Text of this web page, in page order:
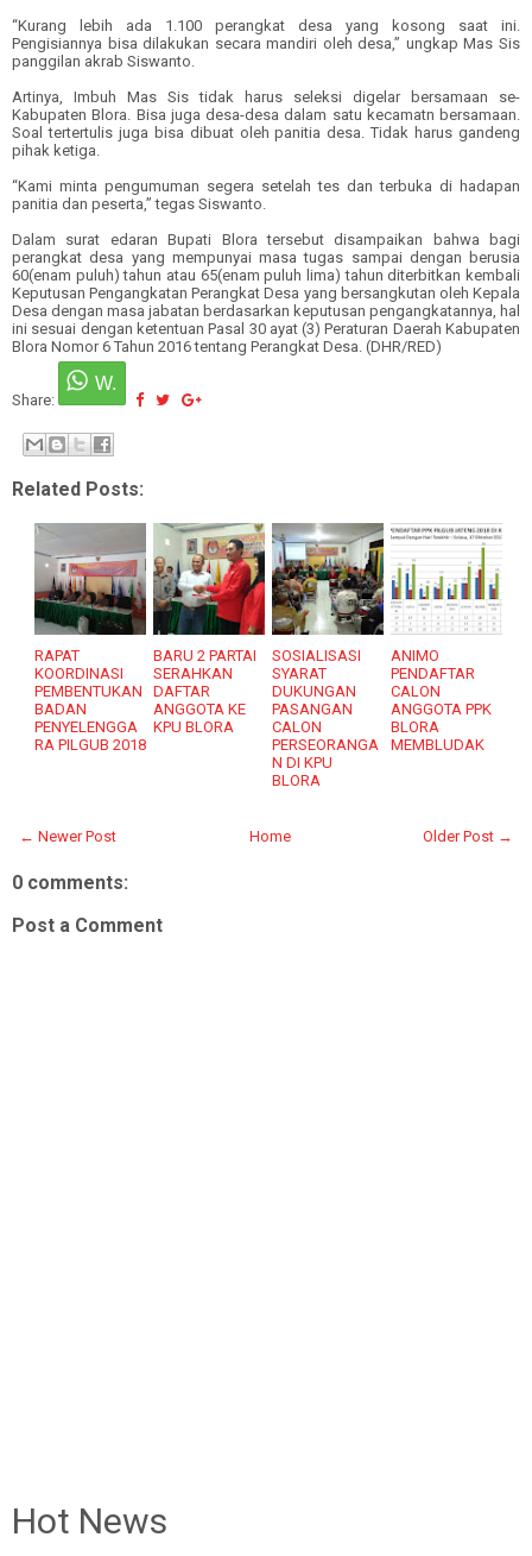
“Kurang lebih ada 1.100 perangkat desa yang kosong saat ini.
Pengisiannya bisa dilakukan secara mandiri oleh desa,” ungkap Mas Sis
panggilan akrab Siswanto.
Artinya, Imbuh Mas Sis tidak harus seleksi digelar bersamaan se-
Kabupaten Blora. Bisa juga desa-desa dalam satu kecamatn bersamaan.
Soal tertertulis juga bisa dibuat oleh panitia desa. Tidak harus gandeng
pihak ketiga.
“Kami minta pengumuman segera setelah tes dan terbuka di hadapan
panitia dan peserta,” tegas Siswanto.
Dalam surat edaran Bupati Blora tersebut disampaikan bahwa bagi
perangkat desa yang mempunyai masa tugas sampai dengan berusia
60(enam puluh) tahun atau 65(enam puluh lima) tahun diterbitkan kembali
Keputusan Pengangkatan Perangkat Desa yang bersangkutan oleh Kepala
Desa dengan masa jabatan berdasarkan keputusan pengangkatannya, hal
ini sesuai dengan ketentuan Pasal 30 ayat (3) Peraturan Daerah Kabupaten
Blora Nomor 6 Tahun 2016 tentang Perangkat Desa. (DHR/RED)
Share:
Related Posts:
RAPAT
KOORDINASI
PEMBENTUKAN
BADAN
PENYELENGGA
RA PILGUB 2018
BARU 2 PARTAI
SERAHKAN
DAFTAR
ANGGOTA KE
KPU BLORA
SOSIALISASI
SYARAT
DUKUNGAN
PASANGAN
CALON
PERSEORANGA
N DI KPU
BLORA
ANIMO
PENDAFTAR
CALON
ANGGOTA PPK
BLORA
MEMBLUDAK
← Newer Post Older Post →
Home
0 comments:
Post a Comment
Hot News